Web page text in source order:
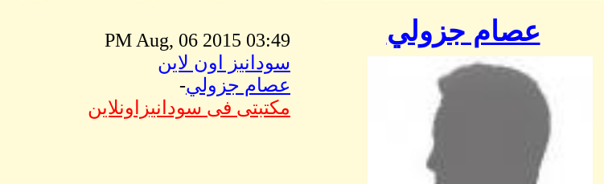
عصام جزولي
03:49 PM Aug, 06 2015
سودانيز اون لاين
عصام جزولي-
مكتبتى فى سودانيزاونلاين